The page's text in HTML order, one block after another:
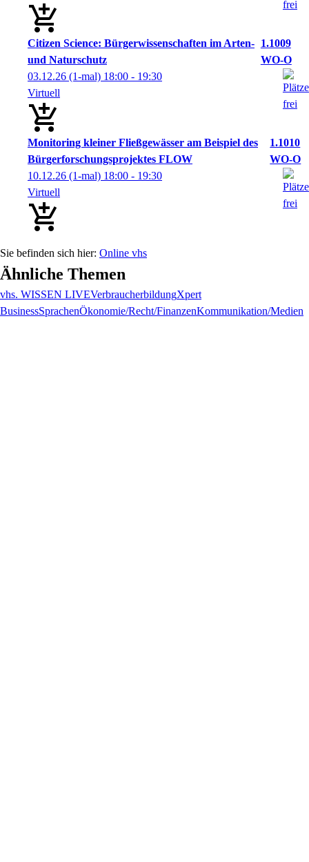
Citizen Science: Bürgerwissenschaften im Arten-
und Naturschutz
1.1009
WO-O
03.12.26 (1-mal) 18:00 - 19:30
Virtuell
Monitoring kleiner Fließgewässer am Beispiel des
Bürgerforschungsprojektes FLOW
1.1010
WO-O
10.12.26 (1-mal) 18:00 - 19:30
Virtuell
Online vhs
Ähnliche Themen
vhs. WISSEN LIVEVerbraucherbildungXpert
BusinessSprachenÖkonomie/Recht/FinanzenKommunikation/Medien